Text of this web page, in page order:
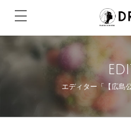
エディター「【広島